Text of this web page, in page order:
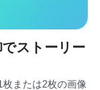
ストーリー
または2枚の画像